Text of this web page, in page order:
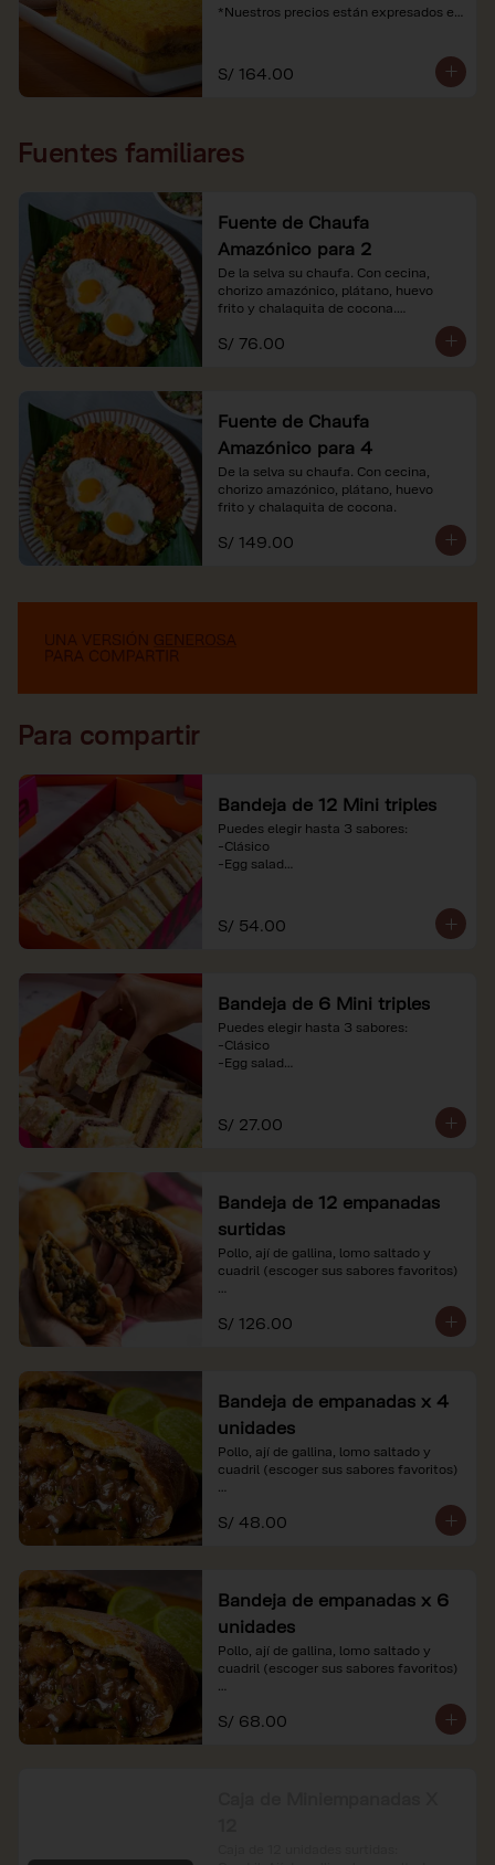
*Nuestros precios están expresados en
S/ 164.00
Fuentes familiares
Fuente de Chaufa
Amazónico para 2
De la selva su chaufa. Con cecina,
chorizo amazónico, plátano, huevo
frito y chalaquita de cocona.
*Imágenes referenciales.
*Nuestros precios están expresados en
S/ 76.00
Fuente de Chaufa
Amazónico para 4
De la selva su chaufa. Con cecina,
chorizo amazónico, plátano, huevo
frito y chalaquita de cocona.
S/ 149.00
Para compartir
Bandeja de 12 Mini triples
Puedes elegir hasta 3 sabores:
-Clásico
-Egg salad
referenciales.
S/ 54.00
Bandeja de 6 Mini triples
Puedes elegir hasta 3 sabores:
-Clásico
-Egg salad
referenciales.
S/ 27.00
Bandeja de 12 empanadas
surtidas
Pollo, ají de gallina, lomo saltado y
cuadril (escoger sus sabores favoritos)
*Nuestros precios están expresados en
soles e incluyen impuestos de ley y
S/ 126.00
Bandeja de empanadas x 4
unidades
Pollo, ají de gallina, lomo saltado y
cuadril (escoger sus sabores favoritos)
*Nuestros precios están expresados en
soles e incluyen impuestos de ley y
S/ 48.00
Bandeja de empanadas x 6
unidades
Pollo, ají de gallina, lomo saltado y
cuadril (escoger sus sabores favoritos)
*Nuestros precios están expresados en
soles e incluyen impuestos de ley y
S/ 68.00